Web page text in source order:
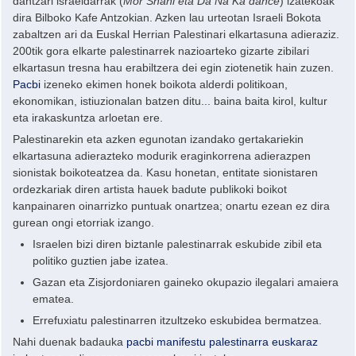
dira Bilboko Kafe Antzokian. Azken lau urteotan Israeli Bokota
zabaltzen ari da Euskal Herrian Palestinari elkartasuna adieraziz.
200tik gora elkarte palestinarrek nazioarteko gizarte zibilari
elkartasun tresna hau erabiltzera dei egin ziotenetik hain zuzen.
Pacbi izeneko ekimen honek boikota alderdi politikoan,
ekonomikan, istiuzionalan batzen ditu... baina baita kirol, kultur
eta irakaskuntza arloetan ere.
Palestinarekin eta azken egunotan izandako gertakariekin
elkartasuna adierazteko modurik eraginkorrena adierazpen
sionistak boikoteatzea da. Kasu honetan, entitate sionistaren
ordezkariak diren artista hauek badute publikoki boikot
kanpainaren oinarrizko puntuak onartzea; onartu ezean ez dira
gurean ongi etorriak izango.
Israelen bizi diren biztanle palestinarrak eskubide zibil eta
politiko guztien jabe izatea.
Gazan eta Zisjordoniaren gaineko okupazio ilegalari amaiera
ematea.
Errefuxiatu palestinarren itzultzeko eskubidea bermatzea.
Nahi duenak badauka pacbi manifestu palestinarra euskaraz